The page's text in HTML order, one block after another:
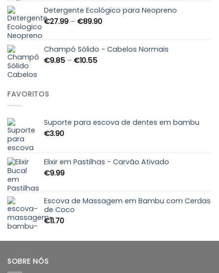
Detergente Ecológico para Neopreno
€27.99 – €89.90Price
through
Champô Sólido - Cabelos Normais
€9.85 – €10.55Price
FAVORITOS
Suporte para escova de dentes em bambu
€3.90
Elixir em Pastilhas - Carvão Ativado
€9.99
Escova de Massagem em Bambu com Cerdas
de Coco
€11.70
SOBRE NÓS